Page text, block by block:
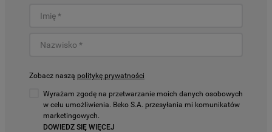
Zobacz naszą politykę prywatności
Wyrażam zgodę na przetwarzanie moich danych osobowych
w celu umożliwienia. Beko S.A. przesyłania mi komunikatów
marketingowych.
DOWIEDZ SIĘ WIĘCEJ